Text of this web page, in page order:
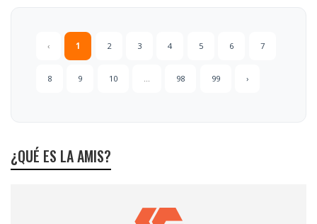
‹ 1 2 3 4 5 6 7
8 9 10 98 99 ›
¿QUÉ ES LA AMIS?